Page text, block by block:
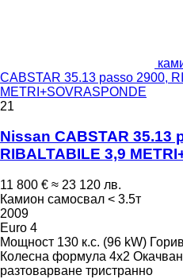
CABSTAR 35.13 passo 2900,
METRI+SOVRASPONDE
21
Nissan CABSTAR 35.13
RIBALTABILE 3,9
11 800 € ≈ 23 120 лв.
Камион самосвал < 3.5т
2009
Euro 4
Мощност 130 к.с. (96 kW)
Колесна формула 4x2
разтоварване тристранно